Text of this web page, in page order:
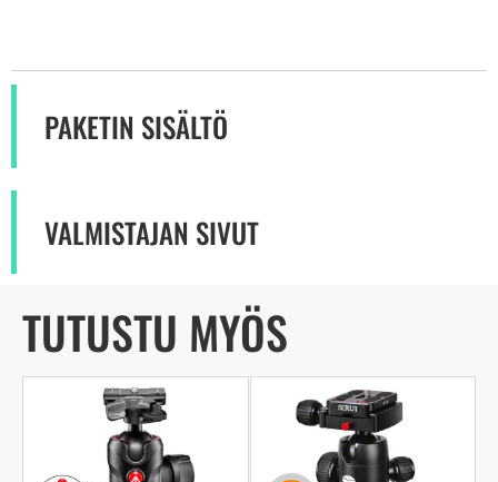
PAKETIN SISÄLTÖ
VALMISTAJAN SIVUT
TUTUSTU MYÖS